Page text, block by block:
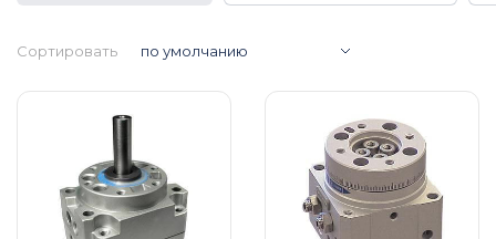
Сортировать